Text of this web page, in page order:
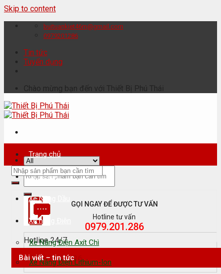
Skip to content
buituankiet46m@gmail.com
0979201286
Tin tức
Tuyển dụng
Chào mừng bạn đến với Thiết Bị Phú Thái
Hotline 24/7
0979.201.286
Trang chủ
Giới thiệu
Xe Nâng Dầu
Xe nâng Điện
Xe Nâng Điện Axít Chì
Xe Nâng Điện Lithium-Ion
GỌI NGAY ĐỂ ĐƯỢC TƯ VẤN
Hotline tư vấn
0979.201.286
Bài viết – tin tức